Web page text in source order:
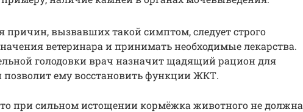
причин, вызвавших такой симптом, следует строго
ветеринара и принимать необходимые лекарства.
голодовки врач назначит щадящий рацион для
ему восстановить функции ЖКТ.
при сильном истощении кормёжка животного не должна